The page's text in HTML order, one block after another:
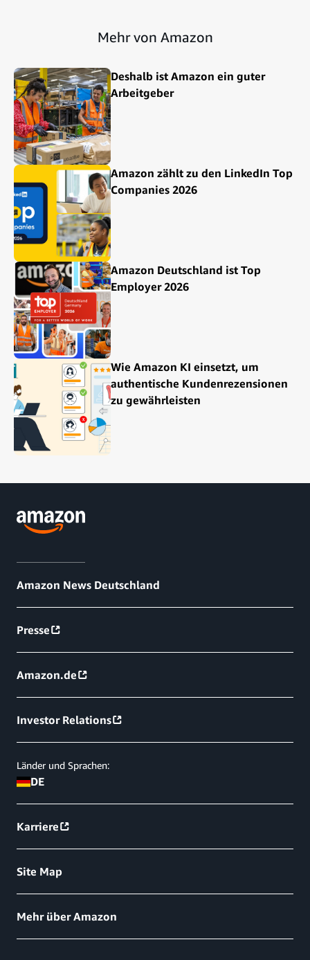
Mehr von Amazon
Deshalb ist Amazon ein guter
Arbeitgeber
Amazon zählt zu den LinkedIn Top
Companies 2026
Amazon Deutschland ist Top
Employer 2026
Wie Amazon KI einsetzt, um
authentische Kundenrezensionen
zu gewährleisten
Amazon News Deutschland
Presse
Amazon.de
Investor Relations
Länder und Sprachen:
DE
Karriere
Site Map
Mehr über Amazon